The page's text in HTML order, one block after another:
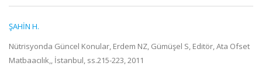
ŞAHİN H.
Nütrisyonda Güncel Konular, Erdem NZ, Gümüşel S, Editör, Ata Ofset
Matbaacılık,, İstanbul, ss.215-223, 2011